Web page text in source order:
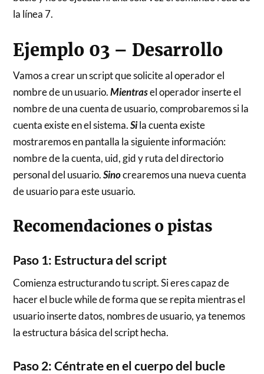
la línea 7.
Ejemplo 03 – Desarrollo
Vamos a crear un script que solicite al operador el
nombre de un usuario.Mientrasel operador inserte el
nombre de una cuenta de usuario, comprobaremos si la
cuenta existe en el sistema.Sila cuenta existe
mostraremos en pantalla la siguiente información:
nombre de la cuenta, uid, gid y ruta del directorio
personal del usuario.Sinocrearemos una nueva cuenta
de usuario para este usuario.
Recomendaciones o pistas
Paso 1: Estructura del script
Comienza estructurando tu script. Si eres capaz de
hacer el bucle while de forma que se repita mientras el
usuario inserte datos, nombres de usuario, ya tenemos
la estructura básica del script hecha.
Paso 2: Céntrate en el cuerpo del bucle